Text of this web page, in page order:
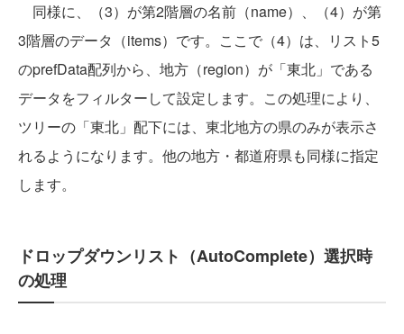
同様に、（3）が第2階層の名前（name）、（4）が第
3階層のデータ（items）です。ここで（4）は、リスト5
のprefData配列から、地方（region）が「東北」である
データをフィルターして設定します。この処理により、
ツリーの「東北」配下には、東北地方の県のみが表示さ
れるようになります。他の地方・都道府県も同様に指定
します。
ドロップダウンリスト（AutoComplete）選択時
の処理